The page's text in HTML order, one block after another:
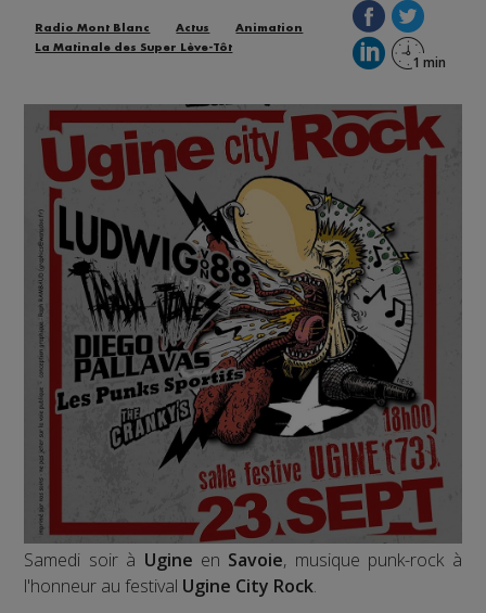
Radio Mont Blanc Actus
Animation
La Matinale des Super Lève-Tôt
Samedi soir à Ugine en Savoie, musique punk-rock à
l'honneur au festival Ugine City Rock.